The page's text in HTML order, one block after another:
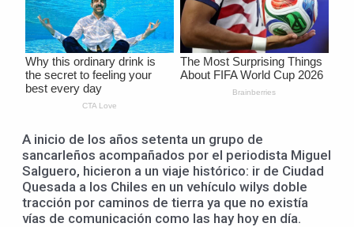
A inicio de los años setenta un grupo de
sancarleños acompañados por el periodista Miguel
Salguero, hicieron a un viaje histórico: ir de Ciudad
Quesada a los Chiles en un vehículo wilys doble
tracción por caminos de tierra ya que no existía
vías de comunicación como las hay hoy en día.